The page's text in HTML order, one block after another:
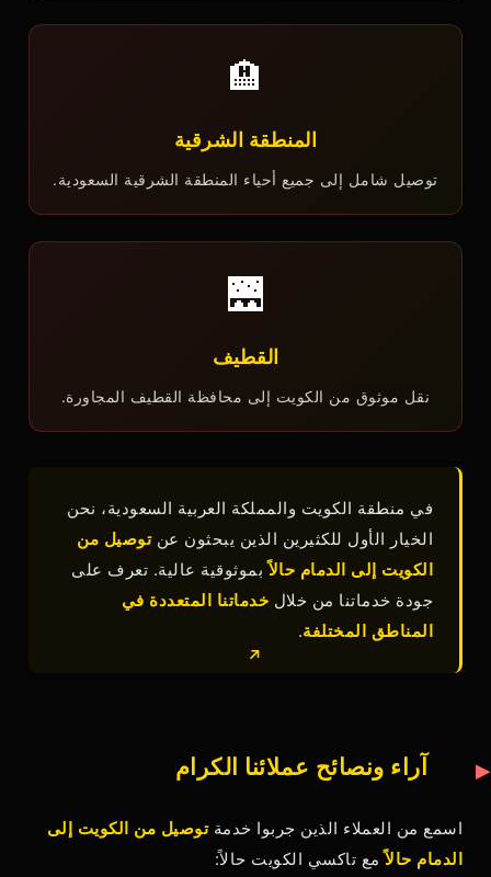
🏨
المنطقة الشرقية
توصيل شامل إلى جميع أحياء المنطقة الشرقية السعودية.
🌉
القطيف
نقل موثوق من الكويت إلى محافظة القطيف المجاورة.
في منطقة الكويت والمملكة العربية السعودية، نحن
الخيار الأول للكثيرين الذين يبحثون عنتوصيل من
الكويت إلى الدمام حالاًبموثوقية عالية. تعرف على
جودة خدماتنا من خلال خدماتنا المتعددة في
المناطق المختلفة.
آراء ونصائح عملائنا الكرام
اسمع من العملاء الذين جربوا خدمةتوصيل من الكويت إلى
الدمام حالاًمع تاكسي الكويت حالاً: